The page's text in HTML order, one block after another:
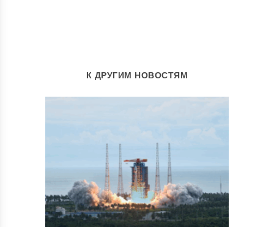
К ДРУГИМ НОВОСТЯМ